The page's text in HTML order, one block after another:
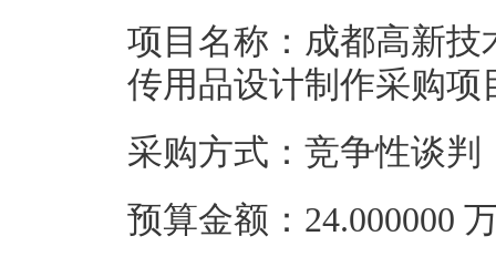
项目名称：成都高新
传用品设计制作采购项
采购方式：竞争性谈判
预算金额：24.000000